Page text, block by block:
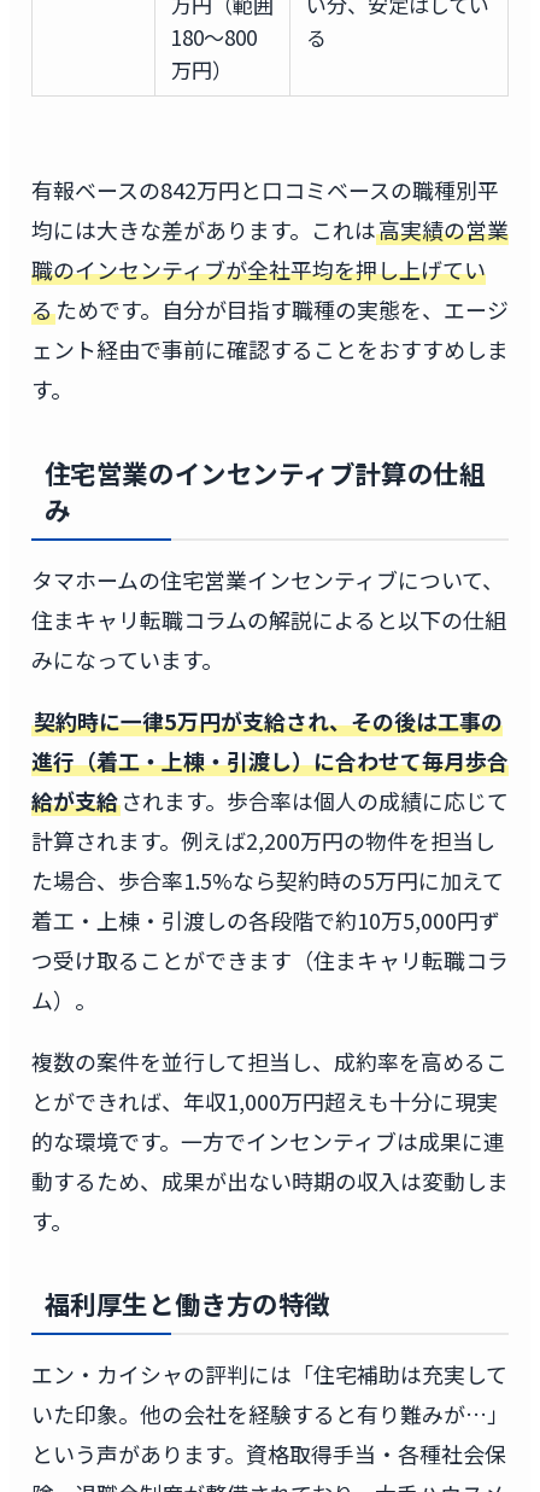
180〜800
万円）
る
有報ベースの842万円と口コミベースの職種別平
均には大きな差があります。これは高実績の営業
職のインセンティブが全社平均を押し上げてい
るためです。自分が目指す職種の実態を、エージ
ェント経由で事前に確認することをおすすめしま
す。
住宅営業のインセンティブ計算の仕組
み
タマホームの住宅営業インセンティブについて、
住まキャリ転職コラムの解説によると以下の仕組
みになっています。
契約時に一律5万円が支給され、その後は工事の
進行（着工・上棟・引渡し）に合わせて毎月歩合
給が支給されます。歩合率は個人の成績に応じて
計算されます。例えば2,200万円の物件を担当し
た場合、歩合率1.5%なら契約時の5万円に加えて
着工・上棟・引渡しの各段階で約10万5,000円ず
つ受け取ることができます（住まキャリ転職コラ
ム）。
複数の案件を並行して担当し、成約率を高めるこ
とができれば、年収1,000万円超えも十分に現実
的な環境です。一方でインセンティブは成果に連
動するため、成果が出ない時期の収入は変動しま
す。
福利厚生と働き方の特徴
エン・カイシャの評判には「住宅補助は充実して
いた印象。他の会社を経験すると有り難みが…」
という声があります。資格取得手当・各種社会保